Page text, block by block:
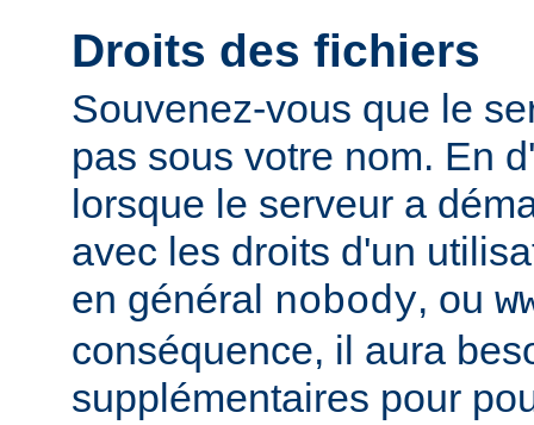
Droits des fichiers
Souvenez-vous que le
pas sous votre nom. En
lorsque le serveur a
avec les droits d'un
en général nobody, ou
conséquence, il aura
supplémentaires pour